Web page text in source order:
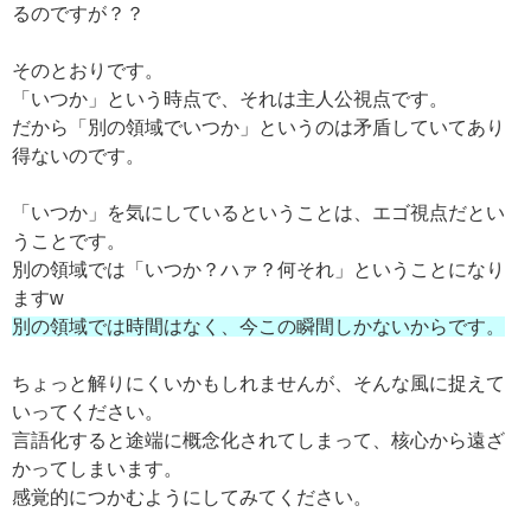
るのですが？？
そのとおりです。
「いつか」という時点で、それは主人公視点です。
だから「別の領域でいつか」というのは矛盾していてあり
得ないのです。
「いつか」を気にしているということは、エゴ視点だとい
うことです。
別の領域では「いつか？ハァ？何それ」ということになり
ますw
別の領域では時間はなく、今この瞬間しかないからです。
ちょっと解りにくいかもしれませんが、そんな風に捉えて
いってください。
言語化すると途端に概念化されてしまって、核心から遠ざ
かってしまいます。
感覚的につかむようにしてみてください。